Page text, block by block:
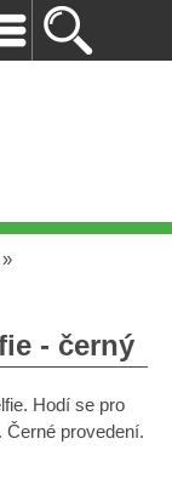
- černý
Hodí se pro
Černé provedení.